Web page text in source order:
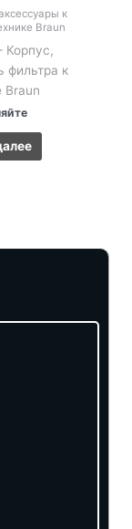
к
Braun
Корпус,
фильтра к
Braun